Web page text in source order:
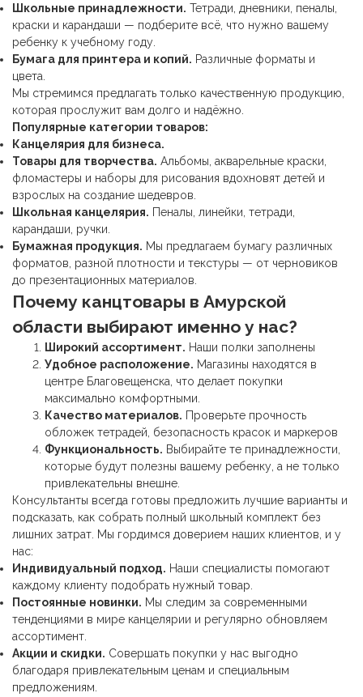
Школьные принадлежности. Тетради, дневники, пеналы,
краски и карандаши — подберите всё, что нужно вашему
ребенку к учебному году.
Бумага для принтера и копий. Различные форматы и
цвета.
Мы стремимся предлагать только качественную продукцию,
которая прослужит вам долго и надёжно.
Популярные категории товаров:
Канцелярия для бизнеса.
Товары для творчества. Альбомы, акварельные краски,
фломастеры и наборы для рисования вдохновят детей и
взрослых на создание шедевров.
Школьная канцелярия. Пеналы, линейки, тетради,
карандаши, ручки.
Бумажная продукция. Мы предлагаем бумагу различных
форматов, разной плотности и текстуры — от черновиков
до презентационных материалов.
Почему канцтовары в Амурской
области выбирают именно у нас?
Широкий ассортимент. Наши полки заполнены
Удобное расположение. Магазины находятся в
центре Благовещенска, что делает покупки
максимально комфортными.
Качество материалов. Проверьте прочность
обложек тетрадей, безопасность красок и маркеров
Функциональность. Выбирайте те принадлежности,
которые будут полезны вашему ребенку, а не только
привлекательны внешне.
Консультанты всегда готовы предложить лучшие варианты и
подсказать, как собрать полный школьный комплект без
лишних затрат. Мы гордимся доверием наших клиентов, и у
нас:
Индивидуальный подход. Наши специалисты помогают
каждому клиенту подобрать нужный товар.
Постоянные новинки. Мы следим за современными
тенденциями в мире канцелярии и регулярно обновляем
ассортимент.
Акции и скидки. Совершать покупки у нас выгодно
благодаря привлекательным ценам и специальным
предложениям.